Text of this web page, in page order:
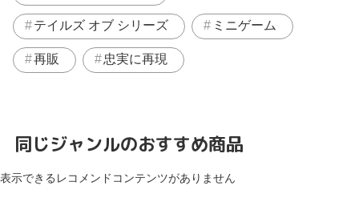
テイルズ オブ シリーズ ミニゲーム
再販 忠実に再現
同じジャンルのおすすめ商品
表示できるレコメンドコンテンツがありません